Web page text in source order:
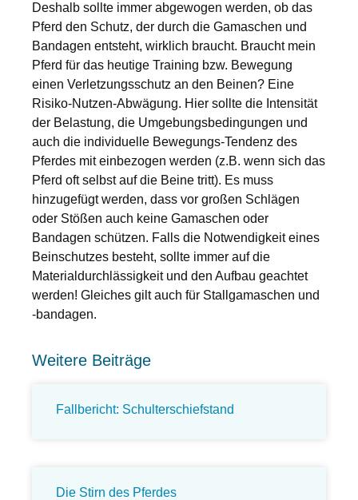
Deshalb sollte immer abgewogen werden, ob das
Pferd den Schutz, der durch die Gamaschen und
Bandagen entsteht, wirklich braucht. Braucht mein
Pferd für das heutige Training bzw. Bewegung
einen Verletzungsschutz an den Beinen? Eine
Risiko-Nutzen-Abwägung. Hier sollte die Intensität
der Belastung, die Umgebungsbedingungen und
auch die individuelle Bewegungs-Tendenz des
Pferdes mit einbezogen werden (z.B. wenn sich das
Pferd oft selbst auf die Beine tritt). Es muss
hinzugefügt werden, dass vor großen Schlägen
oder Stößen auch keine Gamaschen oder
Bandagen schützen. Falls die Notwendigkeit eines
Beinschutzes besteht, sollte immer auf die
Materialdurchlässigkeit und den Aufbau geachtet
werden! Gleiches gilt auch für Stallgamaschen und
-bandagen.
Weitere Beiträge
Fallbericht: Schulterschiefstand
Die Stirn des Pferdes